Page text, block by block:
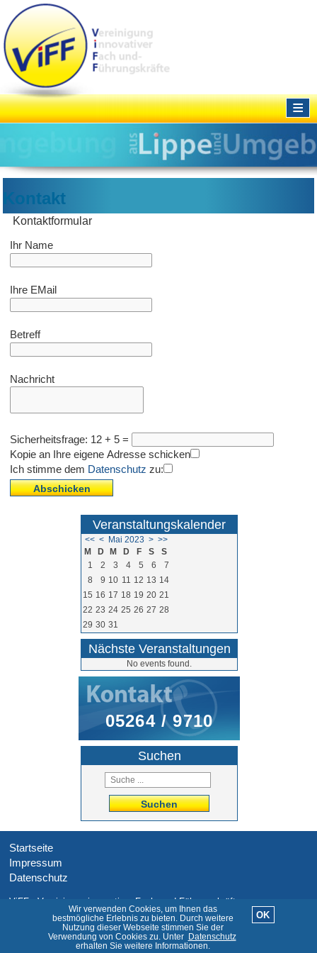
≡
Kontakt
Kontaktformular
Ihr Name
Ihre EMail
Betreff
Nachricht
Sicherheitsfrage: 12 + 5 =
Kopie an Ihre eigene Adresse schicken
Ich stimme dem Datenschutz zu:
Veranstaltungskalender
<< < Mai 2023 > >>
M
D M D F S
S
1
2 3 4 5 6
7
8
9 10 11 12 13 14
15 16 17 18 19 20 21
22 23 24 25 26 27 28
29 30 31
Nächste Veranstaltungen
No events found.
05264 / 9710
Suchen
Suchen
Startseite
Impressum
Datenschutz
ViFF - Vereinigung innovativer Fach- und Führungskräfte
© 2026 ViFF.de
Wir verwenden Cookies, um Ihnen das
bestmögliche Erlebnis zu bieten. Durch weitere
Nutzung dieser Webseite stimmen Sie der
Verwendung von Cookies zu. Unter Datenschutz
erhalten Sie weitere Informationen.
OK